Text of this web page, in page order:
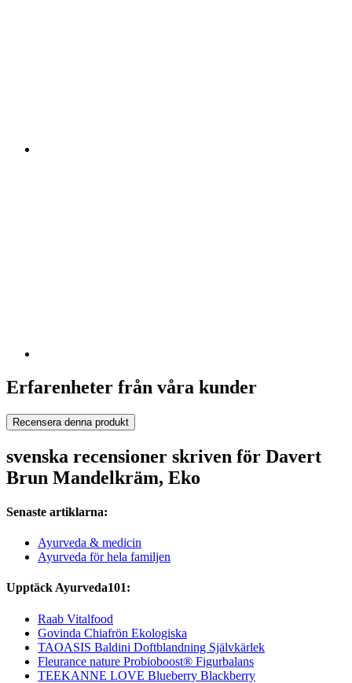
Erfarenheter från våra kunder
Recensera denna produkt
svenska recensioner skriven för Davert
Brun Mandelkräm, Eko
Senaste artiklarna:
Ayurveda & medicin
Ayurveda för hela familjen
Upptäck Ayurveda101:
Raab Vitalfood
Govinda Chiafrön Ekologiska
TAOASIS Baldini Doftblandning Självkärlek
Fleurance nature Probioboost® Figurbalans
TEEKANNE LOVE Blueberry Blackberry